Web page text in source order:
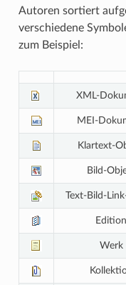
Autoren sortiert
verschiedene
zum Beispiel:
XML-
MEI-
Klartext-
Bild-
Text-Bild-
Edition
Werk